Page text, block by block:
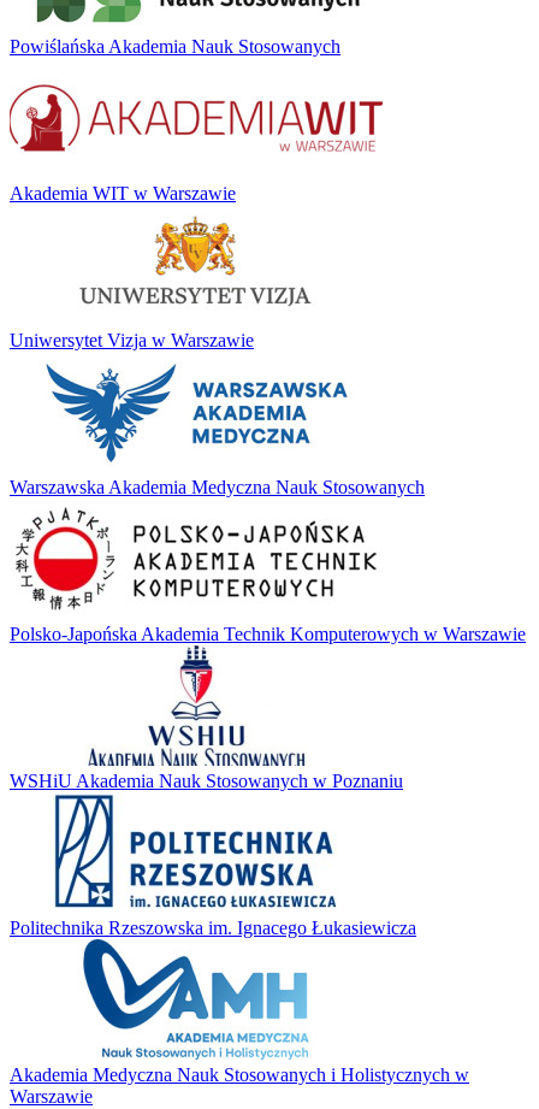
Powiślańska Akademia Nauk Stosowanych
Akademia WIT w Warszawie
Uniwersytet Vizja w Warszawie
Warszawska Akademia Medyczna Nauk Stosowanych
Polsko-Japońska Akademia Technik Komputerowych w Warszawie
WSHiU Akademia Nauk Stosowanych w Poznaniu
Politechnika Rzeszowska im. Ignacego Łukasiewicza
Akademia Medyczna Nauk Stosowanych i Holistycznych w
Warszawie